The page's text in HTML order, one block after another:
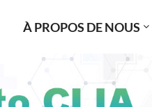
À PROPOS DE NOUS